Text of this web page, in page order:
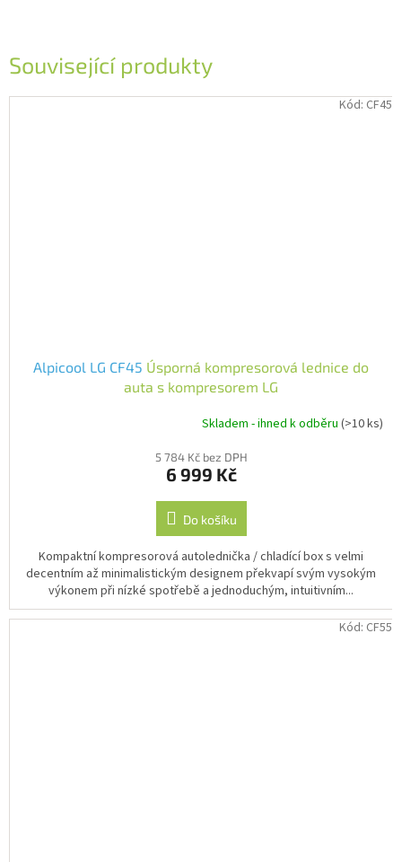
Související produkty
Alpicool LG CF45 Úsporná kompresorová lednice do
auta s kompresorem LG
Skladem - ihned k odběru (>10 ks)
5 784 Kč bez DPH
6 999 Kč
Do košíku
Kompaktní kompresorová autolednička / chladící box s velmi
decentním až minimalistickým designem překvapí svým vysokým
výkonem při nízké spotřebě a jednoduchým, intuitivním...
Kód: CF45
Kód: CF55